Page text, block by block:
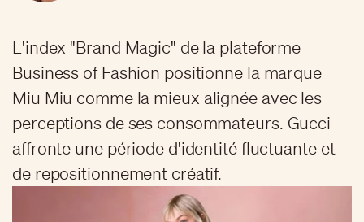
L'index "Brand Magic" de la plateforme
Business of Fashion positionne la marque
Miu Miu comme la mieux alignée avec les
perceptions de ses consommateurs. Gucci
affronte une période d'identité fluctuante et
de repositionnement créatif.